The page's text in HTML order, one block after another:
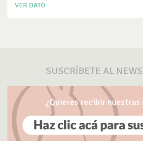
VER DATO
SUSCRÍBETE AL
¿Quieres recibir nuestras